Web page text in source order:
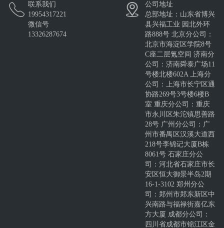
联系我们
19954317221
微信号
13326287674
公司地址
总部地址：山东省博兴
县兴福工业 园北外环
路888号 北京分公司：
北京市海淀区学院8号
C座二层氪空间 济南分
公司：济南舜泰广场11
号楼北楼602A 上海分
公司：上海市长宁区通
协路269号3号楼6楼B
室 重庆分公司：重庆
市永川区朱沱镇思善路
28号 广州分公司：广
州市番禺区汉溪大道西
218号李锦记大厦B栋
8061号 石家庄分公
司：河北省石家庄市长
安区恒大御景半岛2期
16-1-3102 郑州分公
司：郑州市郑东新区中
兴南路与福禄街嘉亿东
方大厦 成都分公司：
四川省成都市锦江区金